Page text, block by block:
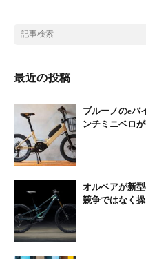
10.2Ah新型バッテリー
最近の投稿
ブルーノのeバ
ンチミニベロ
オルベアが新
競争ではなく